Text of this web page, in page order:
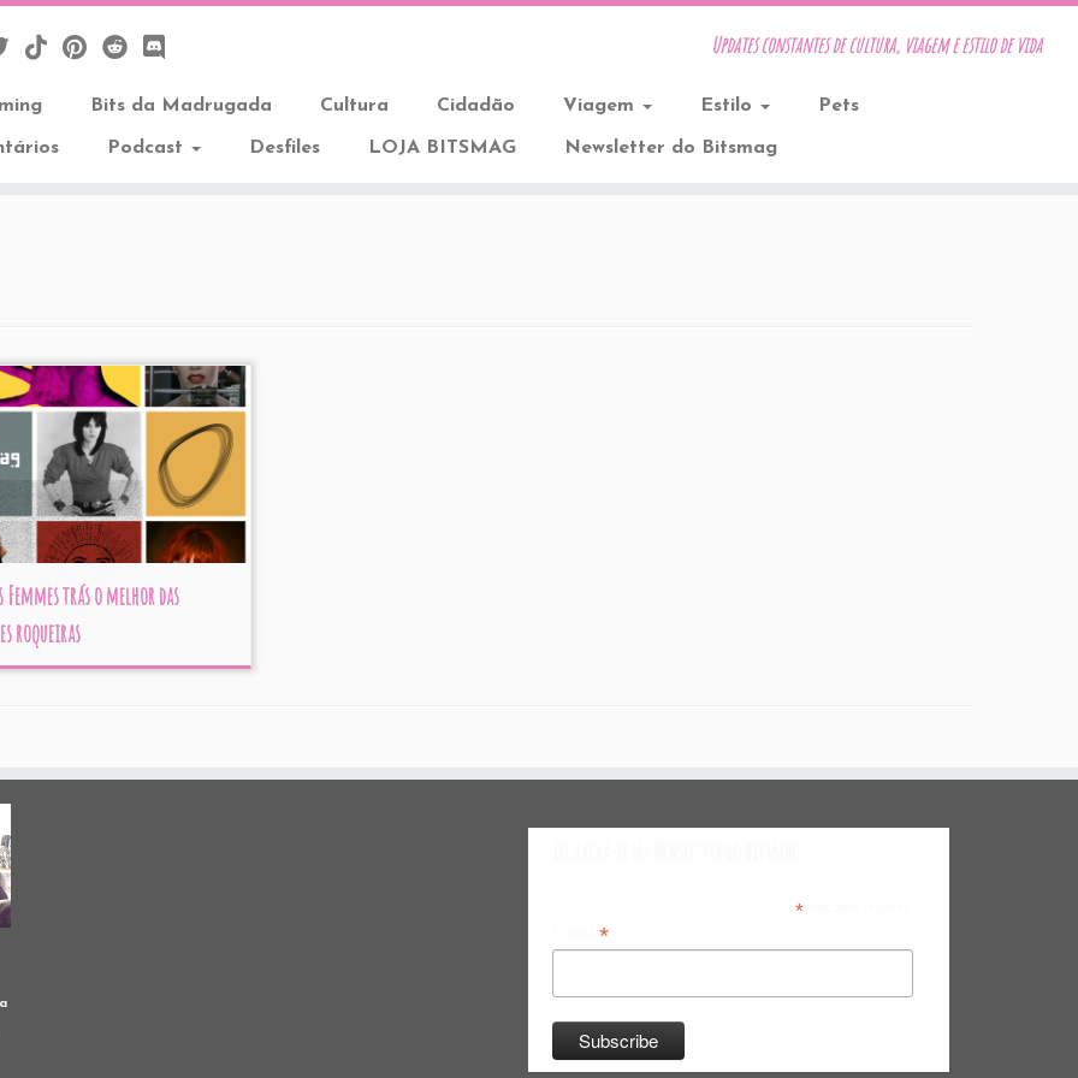
Updates constantes de cultura, viagem e estilo de vida
Bits da Madrugada Cultura Cidadão Viagem Estilo Pets
Podcast Desfiles LOJA BITSMAG Newsletter do Bitsmag
Femmes trás o melhor das
roqueiras
*indicates required
*